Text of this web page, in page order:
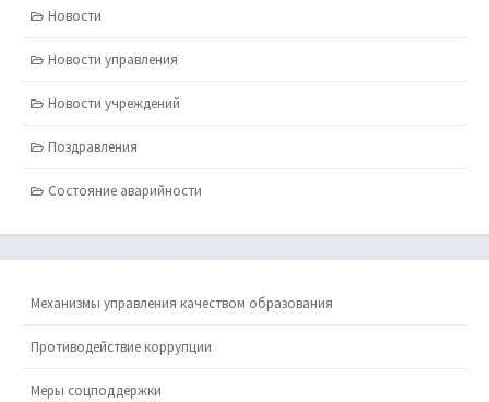
Новости
Новости управления
Новости учреждений
Поздравления
Состояние аварийности
Механизмы управления качеством образования
Противодействие коррупции
Меры соцподдержки